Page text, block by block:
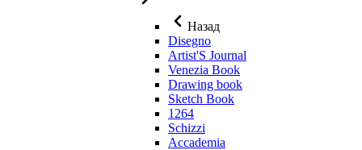
Назад
Disegno
Artist'S Journal
Venezia Book
Drawing book
Sketch Book
1264
Schizzi
Accademia